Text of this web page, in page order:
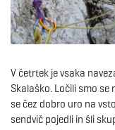
V četrtek je vsaka
Skalaško. Ločili smo se
se čez dobro uro na
sendvič pojedli in šli